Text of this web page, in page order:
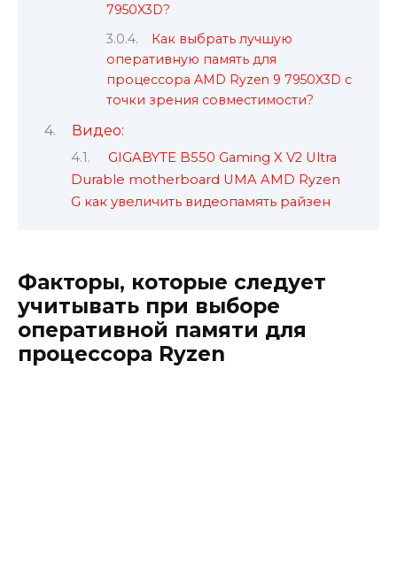
7950X3D?
Как выбрать лучшую
оперативную память для
процессора AMD Ryzen 9 7950X3D с
точки зрения совместимости?
Видео:
GIGABYTE B550 Gaming X V2 Ultra
Durable motherboard UMA AMD Ryzen
G как увеличить видеопамять райзен
Факторы, которые следует
учитывать при выборе
оперативной памяти для
процессора Ryzen